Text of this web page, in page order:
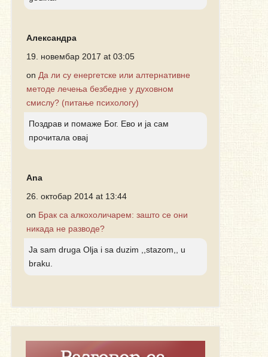
Александра
19. новембар 2017 at 03:05
on Да ли су енергетске или алтернативне
методе лечења безбедне у духовном
смислу? (питање психологу)
Поздрав и помаже Бог. Ево и ја сам
прочитала овај
Ana
26. октобар 2014 at 13:44
on Брак са алкохоличарем: зашто се они
никада не разводе?
Ja sam druga Olja i sa duzim ,,stazom,, u
braku.